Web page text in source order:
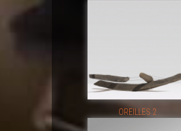
OREILLES 2